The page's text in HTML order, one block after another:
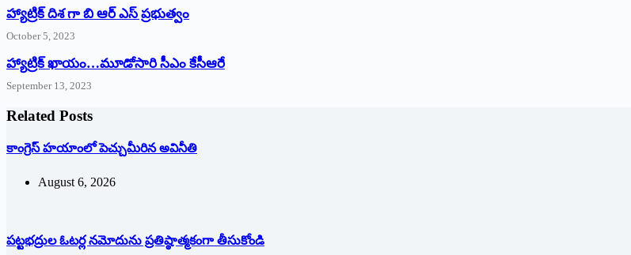
హ్యాట్రిక్ దిశ గా బి ఆర్ ఎస్ ప్రభుత్వం
October 5, 2023
హ్యాట్రిక్‌ ‌ఖాయం…మూడోసారి సీఎం కేసీఆరే
September 13, 2023
Related Posts
కాంగ్రెస్ హయాంలో పెచ్చుమీరిన అవినీతి
August 6, 2026
పట్టభద్రుల ఓటర్ల నమోదును ప్రతిష్ఠాత్మకంగా తీసుకోండి